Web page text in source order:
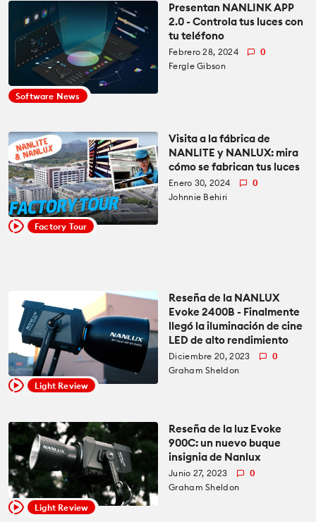
Software News
Presentan NANLINK APP
2.0 - Controla tus luces con
tu teléfono
Febrero 28, 2024
0
Fergle Gibson
Factory Tour
Visita a la fábrica de
NANLITE y NANLUX: mira
cómo se fabrican tus luces
Enero 30, 2024
0
Johnnie Behiri
Light Review
Reseña de la NANLUX
Evoke 2400B - Finalmente
llegó la iluminación de cine
LED de alto rendimiento
Diciembre 20, 2023
0
Graham Sheldon
Light Review
Reseña de la luz Evoke
900C: un nuevo buque
insignia de Nanlux
Junio 27, 2023
0
Graham Sheldon